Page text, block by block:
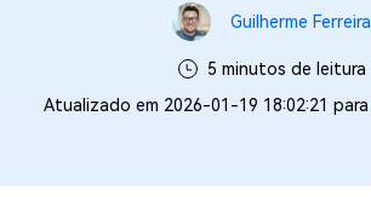
Guilherme Ferreira
5 minutos de leitura
Atualizado em 2026-01-19 18:02:21 para